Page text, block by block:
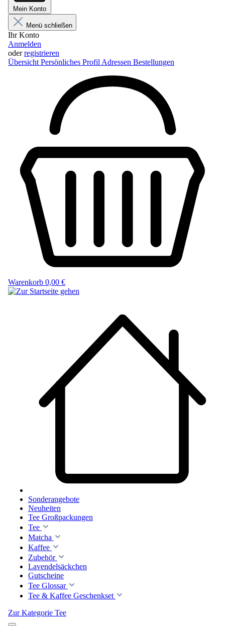
Mein Konto
Menü schließen
Ihr Konto
Anmelden
oderregistrieren
Übersicht Persönliches Profil Adressen Bestellungen
Warenkorb 0,00 €
Sonderangebote
Neuheiten
Tee Großpackungen
Tee
Matcha
Kaffee
Zubehör
Lavendelsäckchen
Gutscheine
Tee Glossar
Tee & Kaffee Geschenkset
Zur Kategorie Tee